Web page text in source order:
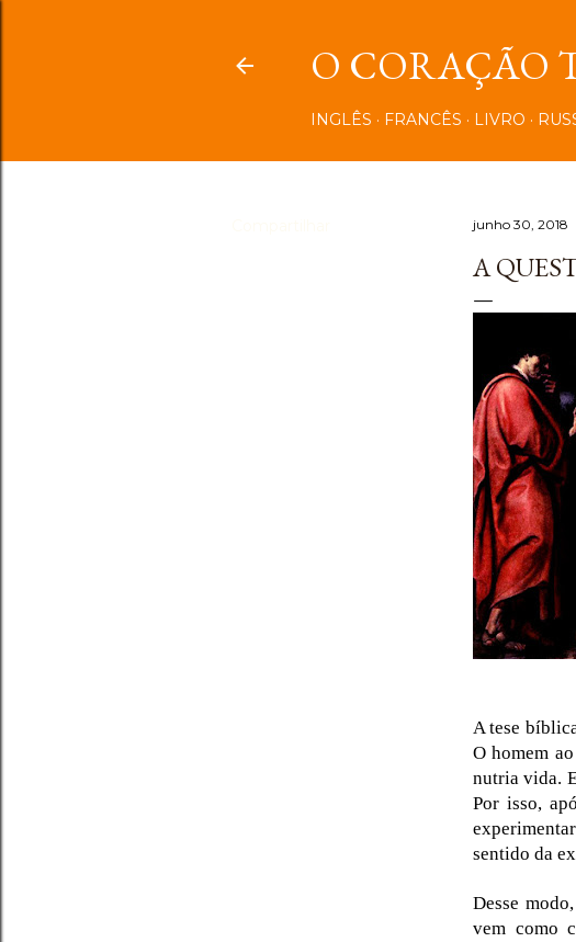
O CORAÇÃO
INGLÊS FRANCÊS LIVRO
junho 30, 2018
A
A tese
O homem
nutria vida.
Por isso,
sentido da
Desse
vem como